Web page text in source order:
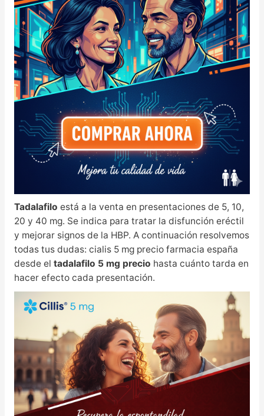
Tadalafilo está a la venta en presentaciones de 5, 10,
20 y 40 mg. Se indica para tratar la disfunción eréctil
y mejorar signos de la HBP. A continuación resolvemos
todas tus dudas: cialis 5 mg precio farmacia españa
desde el tadalafilo 5 mg precio hasta cuánto tarda en
hacer efecto cada presentación.